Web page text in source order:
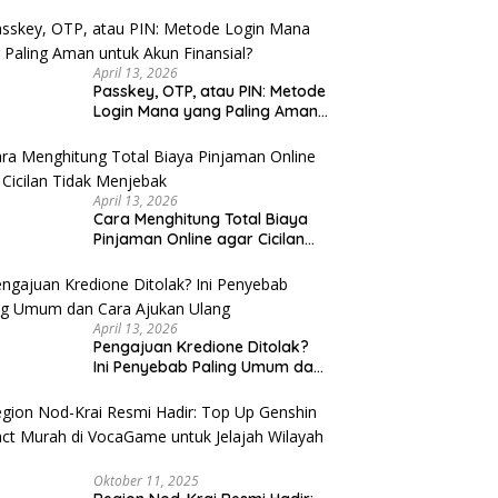
April 13, 2026
Passkey, OTP, atau PIN: Metode
Login Mana yang Paling Aman
April 13, 2026
Cara Menghitung Total Biaya
Pinjaman Online agar Cicilan
April 13, 2026
Pengajuan Kredione Ditolak?
Ini Penyebab Paling Umum dan
Oktober 11, 2025